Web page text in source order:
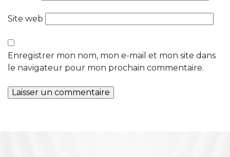
Site web
Enregistrer mon nom, mon e-mail et mon site dans
le navigateur pour mon prochain commentaire.